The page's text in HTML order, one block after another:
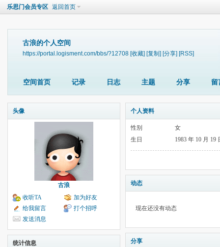
乐思门会员专区 返回首页
古浪的个人空间
https://portal.logisment.com/bbs/?12708 [收藏] [复制] [分享] [RSS]
空间首页 记录 日志 主题 分享 留
头像
古浪
收听TA
加为好友
给我留言
打个招呼
发送消息
统计信息
个人资料
性别
女
生日
1983 年 10 月 19
动态
现在还没有动态
分享